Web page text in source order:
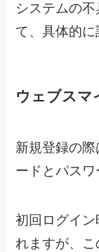
システムの
て、具体的に
ウェブスマ
新規登録の
ードとパスワ
初回ログイ
れますが、